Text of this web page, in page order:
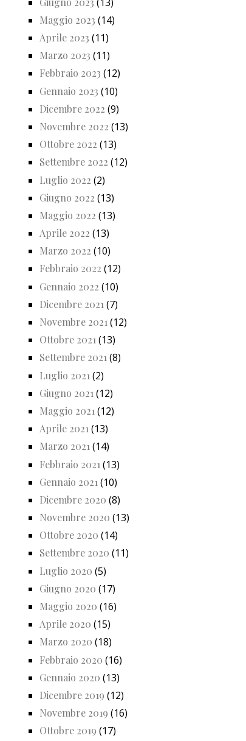
Maggio 2023 (14)
Aprile 2023 (11)
Marzo 2023 (11)
Febbraio 2023 (12)
Gennaio 2023 (10)
Dicembre 2022 (9)
Novembre 2022 (13)
Ottobre 2022 (13)
Settembre 2022 (12)
Luglio 2022 (2)
Giugno 2022 (13)
Maggio 2022 (13)
Aprile 2022 (13)
Marzo 2022 (10)
Febbraio 2022 (12)
Gennaio 2022 (10)
Dicembre 2021 (7)
Novembre 2021 (12)
Ottobre 2021(13)
Settembre 2021(8)
Luglio 2021 (2)
Giugno 2021 (12)
Maggio 2021 (12)
Aprile 2021 (13)
Marzo 2021(14)
Febbraio 2021 (13)
Gennaio 2021 (10)
Dicembre 2020 (8)
Novembre 2020 (13)
Ottobre 2020 (14)
Settembre 2020 (11)
Luglio 2020 (5)
Giugno 2020 (17)
Maggio 2020 (16)
Aprile 2020 (15)
Marzo 2020 (18)
Febbraio 2020 (16)
Gennaio 2020 (13)
Dicembre 2019 (12)
Novembre 2019 (16)
Ottobre 2019 (17)